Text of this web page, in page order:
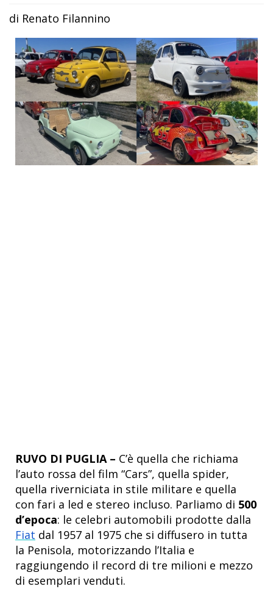
di Renato Filannino
RUVO DI PUGLIA – C’è quella che richiama
l’auto rossa del film “Cars”, quella spider,
quella riverniciata in stile militare e quella
con fari a led e stereo incluso. Parliamo di 500
d’epoca: le celebri automobili prodotte dalla
Fiat dal 1957 al 1975 che si diffusero in tutta
la Penisola, motorizzando l’Italia e
raggiungendo il record di tre milioni e mezzo
di esemplari venduti.